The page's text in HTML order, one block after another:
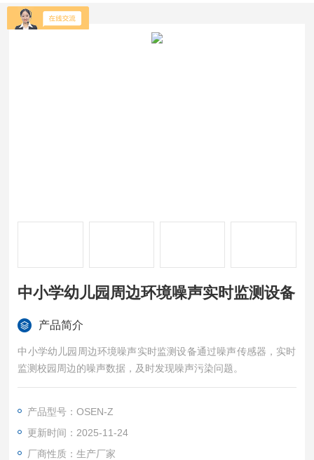
中小学幼儿园周边环境噪声实时监测设备
产品简介
中小学幼儿园周边环境噪声实时监测设备通过噪声传感器，实时
监测校园周边的噪声数据，及时发现噪声污染问题。
产品型号：OSEN-Z
更新时间：2025-11-24
厂商性质：生产厂家